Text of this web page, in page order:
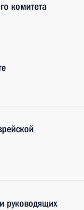
комитета
руководящих